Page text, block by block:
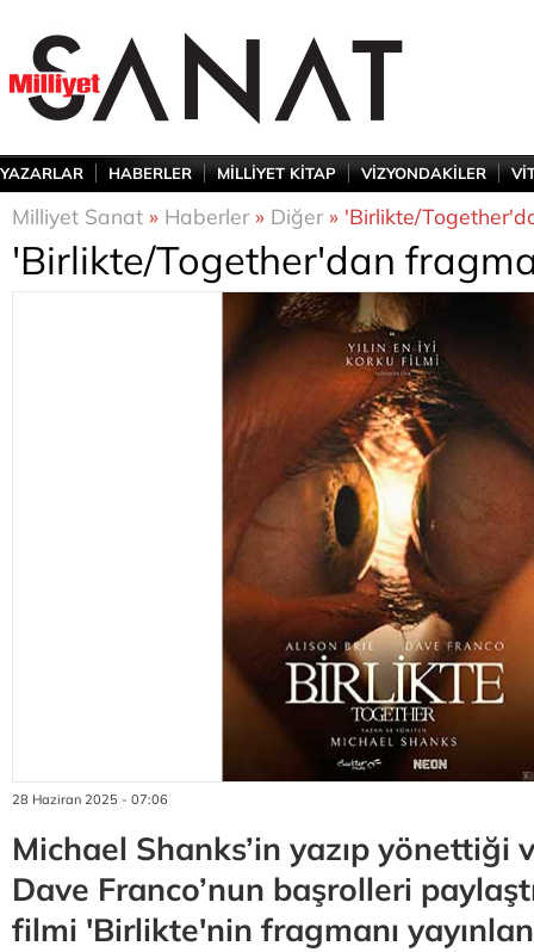
YAZARLAR HABERLER MİLLİYET KİTAP VİZYONDAKİLER
Milliyet Sanat » Haberler» Diğer» 'Birlikte/
'Birlikte/Together'dan
28 Haziran 2025 - 07:06
Michael Shanks’in yazıp yönettiği
Dave Franco’nun başrolleri
filmi 'Birlikte'nin fragmanı